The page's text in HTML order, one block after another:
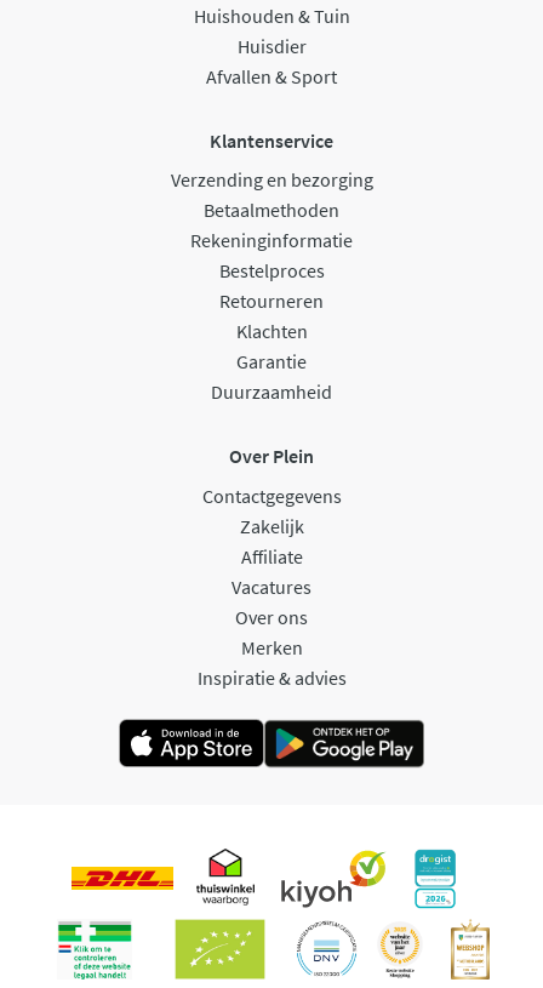
Huishouden & Tuin
Huisdier
Afvallen & Sport
Klantenservice
Verzending en bezorging
Betaalmethoden
Rekeninginformatie
Bestelproces
Retourneren
Klachten
Garantie
Duurzaamheid
Over Plein
Contactgegevens
Zakelijk
Affiliate
Vacatures
Over ons
Merken
Inspiratie & advies